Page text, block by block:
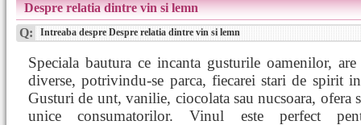
Despre relatia dintre vin si lemn
Q: Intreaba despre Despre relatia dintre vin si lemn
Speciala bautura ce incanta gusturile oamenilor, are
diverse, potrivindu-se parca, fiecarei stari de spirit
Gusturi de unt, vanilie, ciocolata sau nucsoara, ofera
unice consumatorilor. Vinul este perfect